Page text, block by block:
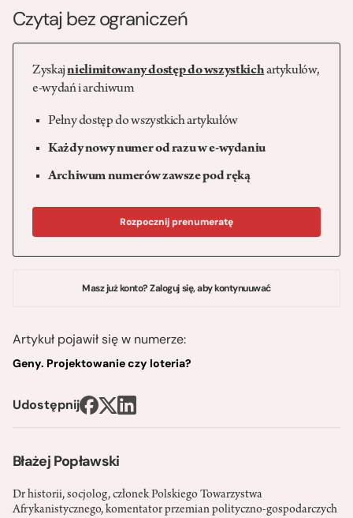
Błażej Popławski
Dr historii, socjolog, członek Polskiego Towarzystwa
Afrykanistycznego, komentator przemian polityczno-gospodarczych
Czytaj bez ograniczeń
Zyskajnielimitowany dostęp do wszystkichartykułów,
e-wydań i archiwum
Pełny dostęp do wszystkich artykułów
Każdy nowy numer od razu w e-wydaniu
Archiwum numerów zawsze pod ręką
Rozpocznij prenumeratę
Masz już konto? Zaloguj się, aby kontynuuwać
Artykuł pojawił się w numerze:
Geny. Projektowanie czy loteria?
Udostępnij